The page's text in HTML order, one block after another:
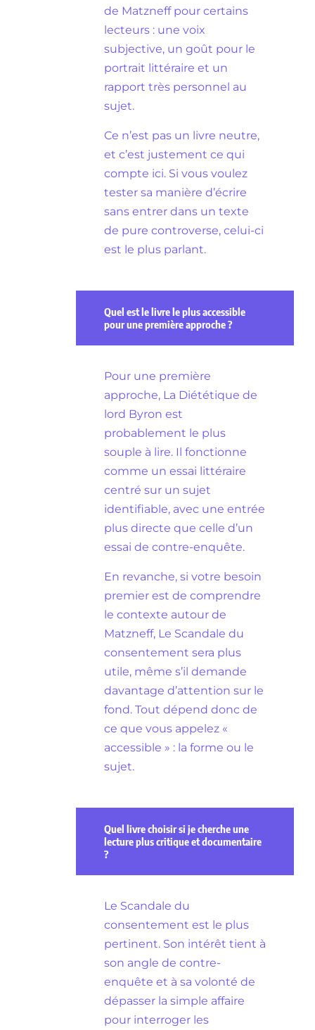
de Matzneff pour certains
lecteurs : une voix
subjective, un goût pour le
portrait littéraire et un
rapport très personnel au
sujet.
Ce n’est pas un livre neutre,
et c’est justement ce qui
compte ici. Si vous voulez
tester sa manière d’écrire
sans entrer dans un texte
de pure controverse, celui-ci
est le plus parlant.
Quel est le livre le plus accessible
pour une première approche ?
Pour une première
approche, La Diététique de
lord Byron est
probablement le plus
souple à lire. Il fonctionne
comme un essai littéraire
centré sur un sujet
identifiable, avec une entrée
plus directe que celle d’un
essai de contre-enquête.
En revanche, si votre besoin
premier est de comprendre
le contexte autour de
Matzneff, Le Scandale du
consentement sera plus
utile, même s’il demande
davantage d’attention sur le
fond. Tout dépend donc de
ce que vous appelez «
accessible » : la forme ou le
sujet.
Quel livre choisir si je cherche une
lecture plus critique et documentaire
?
Le Scandale du
consentement est le plus
pertinent. Son intérêt tient à
son angle de contre-
enquête et à sa volonté de
dépasser la simple affaire
pour interroger les